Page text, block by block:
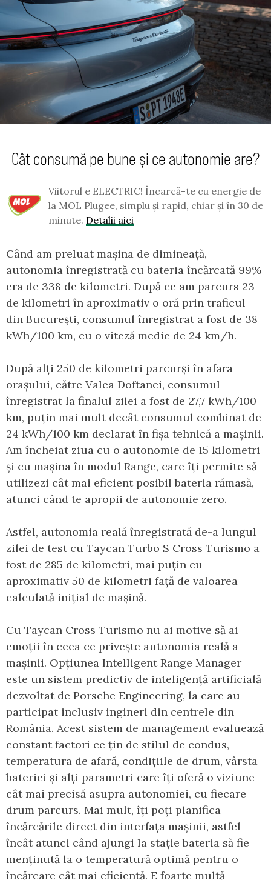
Cât consumă pe bune și ce autonomie are?
Viitorul e ELECTRIC! Încarcă-te cu energie de
la MOL Plugee, simplu și rapid, chiar și în 30 de
minute. Detalii aici
Când am preluat mașina de dimineață,
autonomia înregistrată cu bateria încărcată 99%
era de 338 de kilometri. După ce am parcurs 23
de kilometri în aproximativ o oră prin traficul
din București, consumul înregistrat a fost de 38
kWh/100 km, cu o viteză medie de 24 km/h.
După alți 250 de kilometri parcurși în afara
orașului, către Valea Doftanei, consumul
înregistrat la finalul zilei a fost de 27,7 kWh/100
km, puțin mai mult decât consumul combinat de
24 kWh/100 km declarat în fișa tehnică a mașinii.
Am încheiat ziua cu o autonomie de 15 kilometri
și cu mașina în modul Range, care îți permite să
utilizezi cât mai eficient posibil bateria rămasă,
atunci când te apropii de autonomie zero.
Astfel, autonomia reală înregistrată de-a lungul
zilei de test cu Taycan Turbo S Cross Turismo a
fost de 285 de kilometri, mai puțin cu
aproximativ 50 de kilometri față de valoarea
calculată inițial de mașină.
Cu Taycan Cross Turismo nu ai motive să ai
emoții în ceea ce privește autonomia reală a
mașinii. Opțiunea Intelligent Range Manager
este un sistem predictiv de inteligență artificială
dezvoltat de Porsche Engineering, la care au
participat inclusiv ingineri din centrele din
România. Acest sistem de management evaluează
constant factori ce țin de stilul de condus,
temperatura de afară, condițiile de drum, vârsta
bateriei și alți parametri care îți oferă o viziune
cât mai precisă asupra autonomiei, cu fiecare
drum parcurs. Mai mult, îți poți planifica
încărcările direct din interfața mașinii, astfel
încât atunci când ajungi la stație bateria să fie
menținută la o temperatură optimă pentru o
încărcare cât mai eficientă. E foarte multă